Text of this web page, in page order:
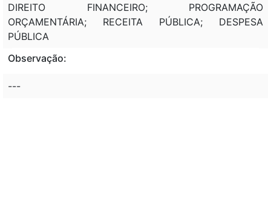
DIREITO FINANCEIRO; PROGRAMAÇÃO
ORÇAMENTÁRIA; RECEITA PÚBLICA; DESPESA
PÚBLICA
Observação:
---